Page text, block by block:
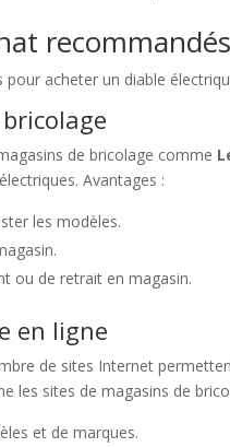
recommandés
acheter un diable
de bricolage comme
Avantages :
les modèles.
ou de retrait en magasin.
en ligne
de sites Internet
les sites de magasins de
et de marques.